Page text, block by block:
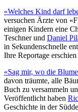
«Welches Kind darf
versuchen Ärzte von
einigen Kindern eine
Teschner und Daniel
in Sekundenschnelle
Ihre Reportage
«Sag mir, wo die
davon träumte, alle
Buch zu versammeln
Veröffentlicht haben
Geschichte in der